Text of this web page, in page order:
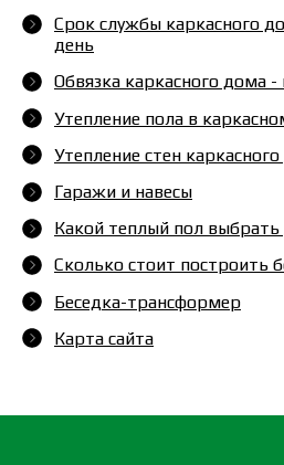
Срок службы каркасного
день
Обвязка каркасного дома
Утепление пола в
Утепление стен
Гаражи и навесы
Какой теплый пол
Сколько стоит построить
Беседка-трансформер
Карта сайта